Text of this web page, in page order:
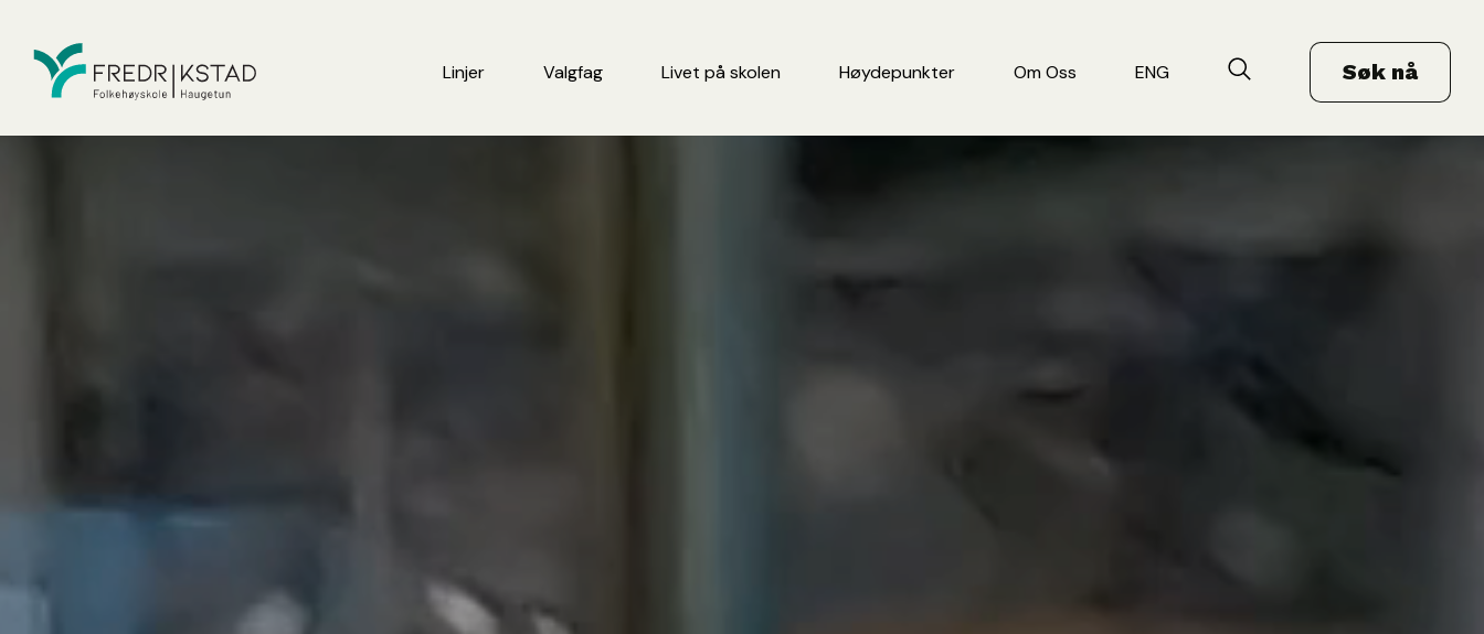
Linjer Valgfag Livet på skolen Høydepunkter Om Oss ENG Søk nå